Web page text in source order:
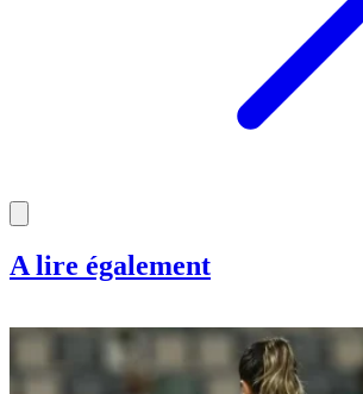
A lire également